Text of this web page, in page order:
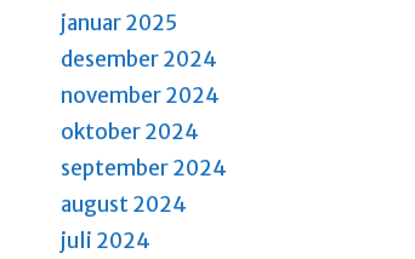
v
i
g
a
t
januar 2025
desember 2024
november 2024
oktober 2024
september 2024
august 2024
juli 2024